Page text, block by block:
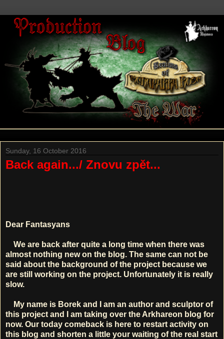
Sunday, 16 October 2016
Back again.../ Znovu zpět...
Dear Fantasyans
We are back after quite a long time when there was
almost nothing new on the blog. The same can not be
said about the background of the project because we
are still working on the project. Unfortunately it is really
slow.
My name is Borek and I am an author and sculptor of
this project and I am taking over the Arkhareon blog for
now. Our today comeback is here to restart activity on
this blog and shorten a little your waiting of the real start